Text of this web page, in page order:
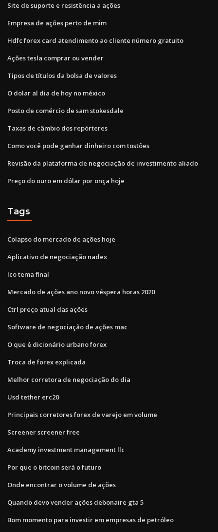
Site de suporte e resistência a ações
Empresa de ações perto de mim
Hdfc forex card atendimento ao cliente número gratuito
Ações tesla comprar ou vender
Tipos de títulos da bolsa de valores
O dolar al dia de hoy no méxico
Posto de comércio de sam stokesdale
Taxas de câmbio dos repórteres
Como você pode ganhar dinheiro com tostões
Revisão da plataforma de negociação de investimento aliado
Preço do ouro em dólar por onça hoje
Tags
Colapso do mercado de ações hoje
Aplicativo de negociação nadex
Ico tema final
Mercado de ações ano novo véspera horas 2020
Ctrl preço atual das ações
Software de negociação de ações mac
O que é dicionário urbano forex
Troca de forex explicada
Melhor corretora de negociação do dia
Usd tether erc20
Principais corretores forex de varejo em volume
Screener screener free
Academy investment management llc
Por que o bitcoin será o futuro
Onde encontrar o volume de ações
Quando devo vender ações debonaire gta 5
Bom momento para investir em empresas de petróleo